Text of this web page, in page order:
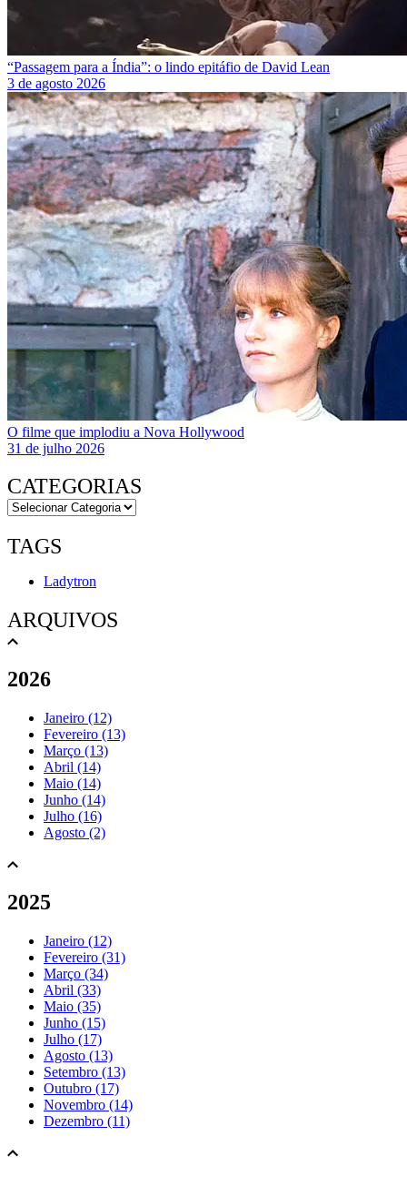
“Passagem para a Índia”: o lindo epitáfio de David Lean
3 de agosto 2026
O filme que implodiu a Nova Hollywood
31 de julho 2026
CATEGORIAS
TAGS
Ladytron
ARQUIVOS
2026
Janeiro (12)
Fevereiro (13)
Março (13)
Abril (14)
Maio (14)
Junho (14)
Julho (16)
Agosto (2)
2025
Janeiro (12)
Fevereiro (31)
Março (34)
Abril (33)
Maio (35)
Junho (15)
Julho (17)
Agosto (13)
Setembro (13)
Outubro (17)
Novembro (14)
Dezembro (11)